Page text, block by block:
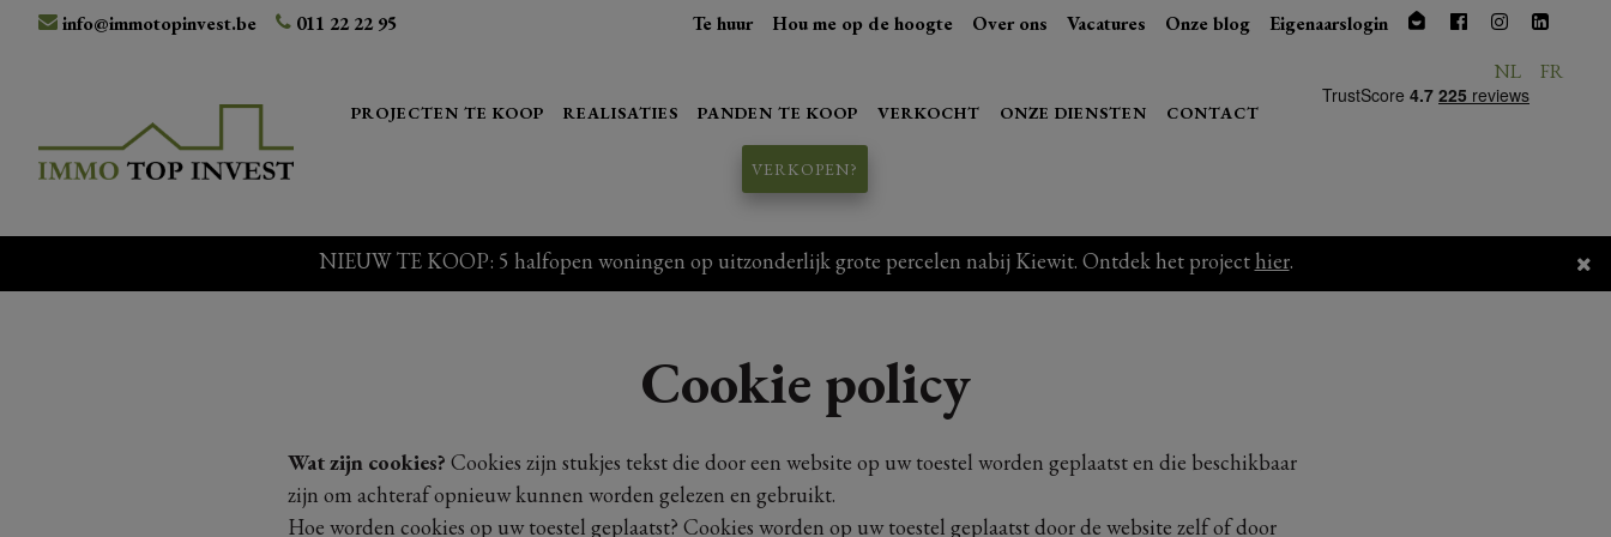
info@immotopinvest.be 011 22 22 95 Te huur Hou me op de hoogte Over ons Vacatures Onze blog Eigenaarslogin
PROJECTEN TE KOOP REALISATIES PANDEN TE KOOP VERKOCHT ONZE DIENSTEN CONTACT
VERKOPEN?
NL FR
NIEUW TE KOOP: 5 halfopen woningen op uitzonderlijk grote percelen nabij Kiewit. Ontdek het projecthier.
Cookie policy
Wat zijn cookies? Cookies zijn stukjes tekst die door een website op uw toestel worden geplaatst en die beschikbaar
zijn om achteraf opnieuw kunnen worden gelezen en gebruikt.
Hoe worden cookies op uw toestel geplaatst? Cookies worden op uw toestel geplaatst door de website zelf of door